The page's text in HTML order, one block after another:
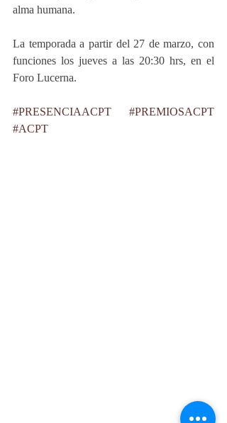
alma humana.
La temporada a partir del 27 de marzo, con
funciones los jueves a las 20:30 hrs, en el
Foro Lucerna.
#PRESENCIAACPT
#PREMIOSACPT
#ACPT